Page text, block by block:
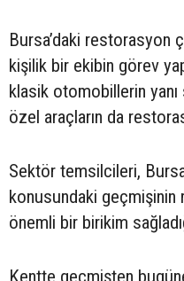
Bursa’daki restorasyon
kişilik bir ekibin görev
klasik otomobillerin yanı
özel araçların da
Sektör temsilcileri,
konusundaki geçmişinin
önemli bir birikim